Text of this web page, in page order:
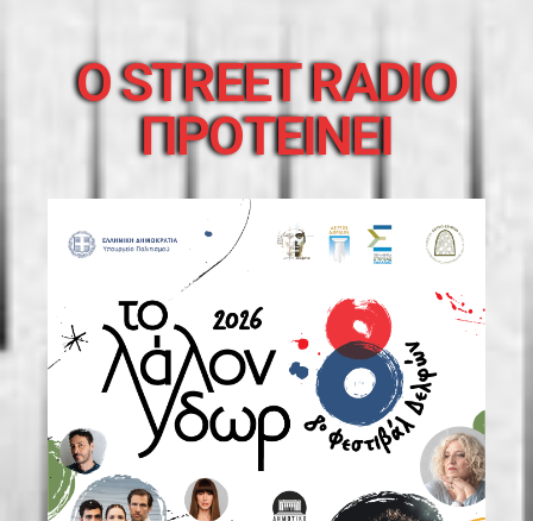
O STREET RADIO
ΠΡΟΤΕΙΝΕΙ